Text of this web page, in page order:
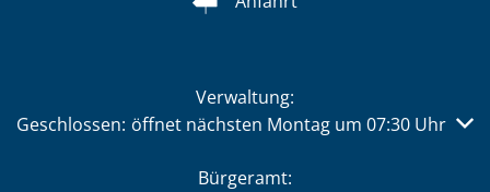
Verwaltung:
Klicken, um weitere Öffnungs- oder Schließzeiten
Geschlossen: öffnet nächsten Montag um 07:30 Uhr
Bürgeramt: